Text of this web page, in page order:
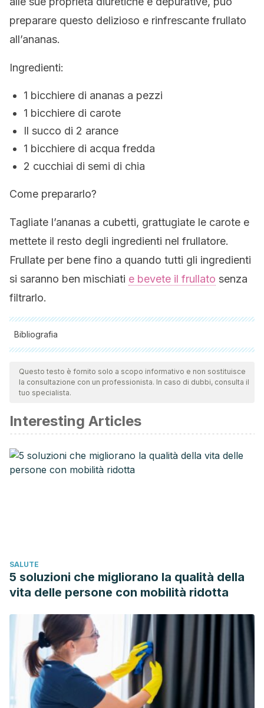
preparare questo delizioso e rinfrescante frullato
all’ananas.
Ingredienti:
1 bicchiere di ananas a pezzi
1 bicchiere di carote
Il succo di 2 arance
1 bicchiere di acqua fredda
2 cucchiai di semi di chia
Come prepararlo?
Tagliate l’ananas a cubetti, grattugiate le carote e
mettete il resto degli ingredienti nel frullatore.
Frullate per bene fino a quando tutti gli ingredienti
si saranno ben mischiati e bevete il frullato senza
filtrarlo.
Bibliografia
Tutte le fonti citate sono state esaminate a fondo dal nostro
team per garantirne la qualità, l'affidabilità, l'attualità e la
validità. La bibliografia di questo articolo è stata considerata
Hale, Laura P et al.”Dietary supplementation with fresh
pineapple juice decreases inflammation and colonic
neoplasia in IL-10-deficient mice with colitis”.Inflammatory
bowel diseases vol. 16,12 (2010): 2012-21.
1988 Jun 10;150(3):295-301.
Rathnavelu, V., Alitheen, N. B., Sohila, S., Kanagesan, S. and
Ramesh, R. (2016). Potential role of bromelain in clinical and
therapeutic applications.
Biomedical reports
https://doi.org/10.3892/br.2016.720
Pillai, K., Akhter, J., Chua, T. C. and Morris D. L. (2013).
Anticancer property of bromelain with therapeutic potential
in malignant peritoneal mesothelioma.
31 (4), 241-250.
Questo testo è fornito solo a scopo informativo e non sostituisce
la consultazione con un professionista. In caso di dubbi, consulta il
tuo specialista.
Interesting Articles
SALUTE
5 soluzioni che migliorano la qualità della
vita delle persone con mobilità ridotta